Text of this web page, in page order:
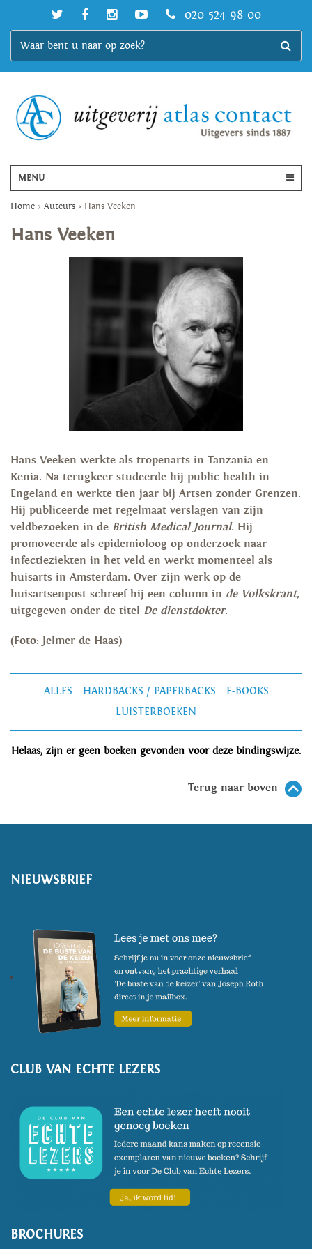
020 524 98 00
MENU
Home > Auteurs > Hans Veeken
Hans Veeken
Hans Veeken werkte als tropenarts in Tanzania en
Kenia. Na terugkeer studeerde hij public health in
Engeland en werkte tien jaar bij Artsen zonder Grenzen.
Hij publiceerde met regelmaat verslagen van zijn
veldbezoeken in de British Medical Journal. Hij
promoveerde als epidemioloog op onderzoek naar
infectieziekten in het veld en werkt momenteel als
huisarts in Amsterdam. Over zijn werk op de
huisartsenpost schreef hij een column in de Volkskrant,
uitgegeven onder de titel De dienstdokter.
(Foto: Jelmer de Haas)
ALLES HARDBACKS / PAPERBACKS
E-BOOKS
LUISTERBOEKEN
Helaas, zijn er geen boeken gevonden voor deze bindingswijze.
Terug naar boven
NIEUWSBRIEF
CLUB VAN ECHTE LEZERS
BROCHURES